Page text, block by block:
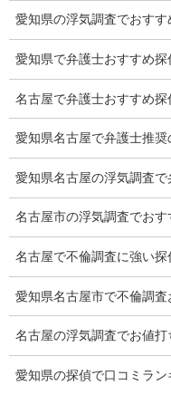
調査員の人数（浮気
調査プランのご依頼
慰謝料の相場
離婚手続
探偵社の要点
有責配偶者からの離婚
浮気をする人
探偵社の選び方
浮気度チェック
会社案内
愛知県の浮気調査でおす
愛知県で弁護士おすすめ探
名古屋で弁護士おすすめ探
愛知県名古屋で弁護士推
愛知県名古屋の浮気調査
名古屋市の浮気調査でおす
名古屋で不倫調査に強い
愛知県名古屋市で不倫調
名古屋の浮気調査でお値打
愛知県の探偵で口コミラン